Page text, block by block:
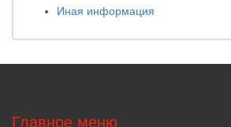
Иная информация
Главное меню